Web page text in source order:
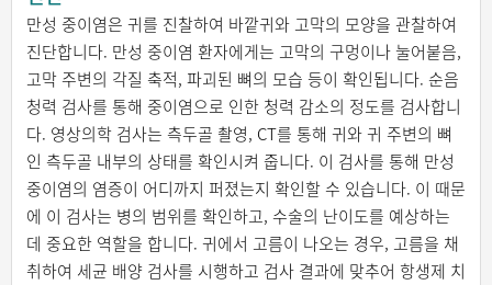
만성 중이염은 귀를 진찰하여 바깥귀와 고막의 모양을 관찰하여
진단합니다. 만성 중이염 환자에게는 고막의 구멍이나 눌어붙음,
고막 주변의 각질 축적, 파괴된 뼈의 모습 등이 확인됩니다. 순음
청력 검사를 통해 중이염으로 인한 청력 감소의 정도를 검사합니
다. 영상의학 검사는 측두골 촬영, CT를 통해 귀와 귀 주변의 뼈
인 측두골 내부의 상태를 확인시켜 줍니다. 이 검사를 통해 만성
중이염의 염증이 어디까지 퍼졌는지 확인할 수 있습니다. 이 때문
에 이 검사는 병의 범위를 확인하고, 수술의 난이도를 예상하는
데 중요한 역할을 합니다. 귀에서 고름이 나오는 경우, 고름을 채
취하여 세균 배양 검사를 시행하고 검사 결과에 맞추어 항생제 치